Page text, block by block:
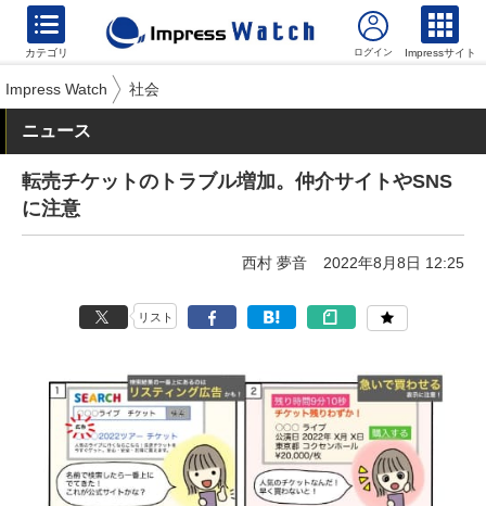
カテゴリ Impressサイト
Impress Watch 社会
ニュース
転売チケットのトラブル増加。仲介サイトやSNS
に注意
西村 夢音 2022年8月8日 12:25
リスト